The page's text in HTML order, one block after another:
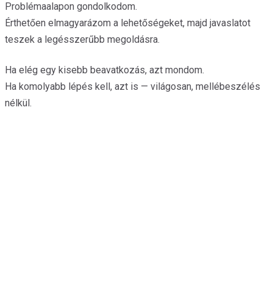
Problémaalapon gondolkodom.
Érthetően elmagyarázom a lehetőségeket, majd javaslatot
teszek a legésszerűbb megoldásra.
Ha elég egy kisebb beavatkozás, azt mondom.
Ha komolyabb lépés kell, azt is — világosan, mellébeszélés
nélkül.